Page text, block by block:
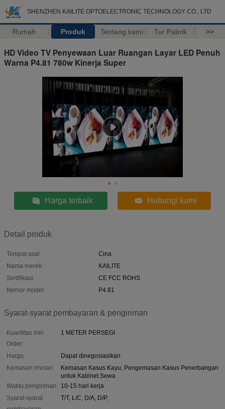
SHENZHEN KAILITE OPTOELECTRONIC TECHNOLOGY CO., LTD
Rumah Produk Tentang kami Tur Pabrik >>
HD Video TV Penyewaan Luar Ruangan Layar LED Penuh
Warna P4.81 780w Kinerja Super
Harga terbaik Hubungi kami
Detail produk
Tempat asal:
Cina
Nama merek:
KAILITE
Sertifikasi:
CE FCC ROHS
Nomor model:
P4.81
Syarat-syarat pembayaran & pengiriman
Kuantitas min
Order:
1 METER PERSEGI
Harga:
Dapat dinegosiasikan
Kemasan rincian:
Kemasan Kasus Kayu; Pengemasan Kasus Penerbangan
untuk Kabinet Sewa
Waktu pengiriman: 10-15 hari kerja
Syarat-syarat
T/T, L/C, D/A, D/P,